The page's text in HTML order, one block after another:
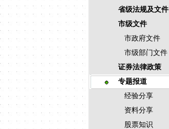
省级法规及文件
市级文件
市政府文件
市级部门文件
证券法律政策
专题报道
经验分享
资料分享
股票知识